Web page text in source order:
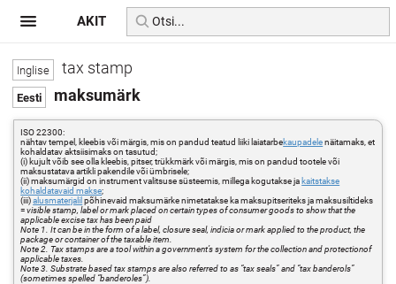
tax stamp
maksumärk
ISO 22300:
nähtav tempel, kleebis või märgis, mis on pandud teatud liiki laiatarbekaupadelenäitamaks, et
kohaldatav aktsiisimaks on tasutud;
(i) kujult võib see olla kleebis, pitser, trükkmärk või märgis, mis on pandud tootele või
maksustatava artikli pakendile või ümbrisele;
(ii) maksumärgid on instrument valitsuse süsteemis, millega kogutakse ja kaitstakse
kohaldatavaid makse;
(iii)alusmaterjalil põhinevaid maksumärke nimetatakse ka maksupitseriteks ja maksusiltideks
=visible stamp, label or mark placed on certain types of consumer goods to show that the
applicable excise tax has been paid
Note 1. It can be in the form of a label, closure seal, indicia or mark applied to the product, the
package or container of the taxable item.
Note 2. Tax stamps are a tool within a government’s system for the collection and protectionof
applicable taxes.
Note 3. Substrate based tax stamps are also referred to as “tax seals” and “tax banderols”
(sometimes spelled “banderoles”).
AKIT